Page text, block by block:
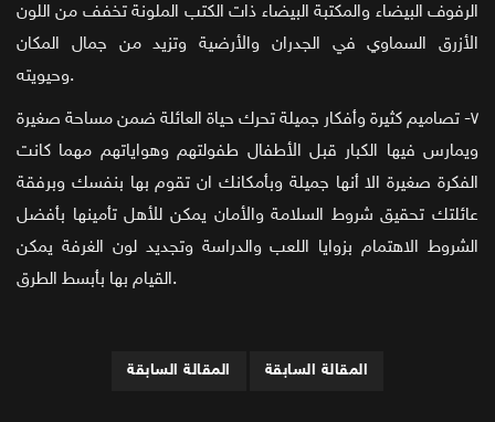
الرفوف البيضاء والمكتبة البيضاء ذات الكتب الملونة تخفف من اللون
الأزرق السماوي في الجدران والأرضية وتزيد من جمال المكان
وحيويته.
٧- تصاميم كثيرة وأفكار جميلة تحرك حياة العائلة ضمن مساحة صغيرة
ويمارس فيها الكبار قبل الأطفال طفولتهم وهواياتهم مهما كانت
الفكرة صغيرة الا أنها جميلة وبأمكانك ان تقوم بها بنفسك وبرفقة
عائلتك تحقيق شروط السلامة والأمان يمكن للأهل تأمينها بأفضل
الشروط الاهتمام بزوايا اللعب والدراسة وتجديد لون الغرفة يمكن
القيام بها بأبسط الطرق.
المقالة السابقة المقالة السابقة